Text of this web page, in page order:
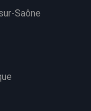
Saône